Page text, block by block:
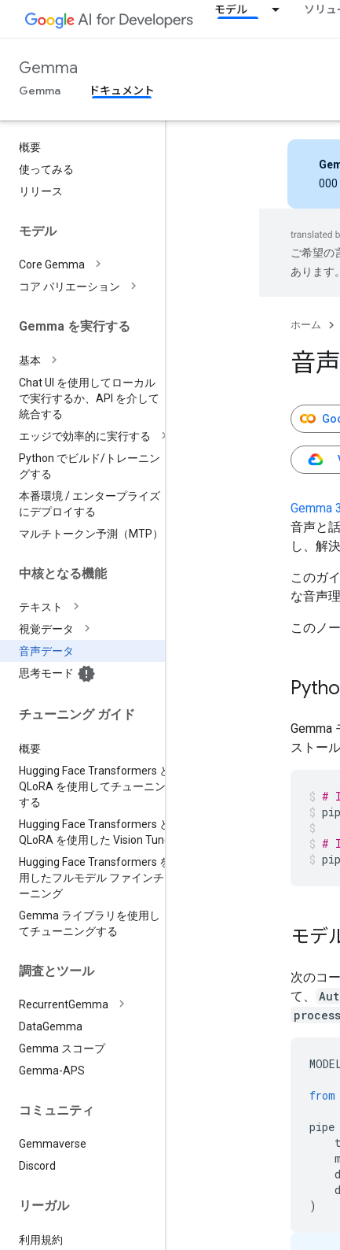
モデル ソリュ
Gemma
Gemma ドキュメント
概要
使ってみる
リリース
モデル
Core Gemma
コア バリエーション
Gemma を実行する
基本
Chat UI を使用してローカル
で実行するか、API を介して
統合する
エッジで効率的に実行する
Python でビルド/ トレーニン
グする
本番環境 / エンタープライズ
にデプロイする
マルチトークン予測（MTP）
中核となる機能
テキスト
視覚データ
音声データ
思考モード
チューニング ガイド
概要
Hugging Face Transformers と
QLoRA を使用してチューニング
する
Hugging Face Transformers と
QLoRA を使用した Vision Tune
Hugging Face Transformers を使
用したフルモデル ファインチュ
ーニング
Gemma ライブラリを使用し
てチューニングする
調査とツール
RecurrentGemma
DataGemma
Gemma スコープ
Gemma-APS
コミュニティ
Gemmaverse
Discord
リーガル
利用規約
000
ご希望の
あります。
ホーム
音
Gemma
音声と
し、解
このガ
な音声
このノ
Gemma
ストー
#
pip
#
pip
モデ
次のコ
て、
from
pipe
)